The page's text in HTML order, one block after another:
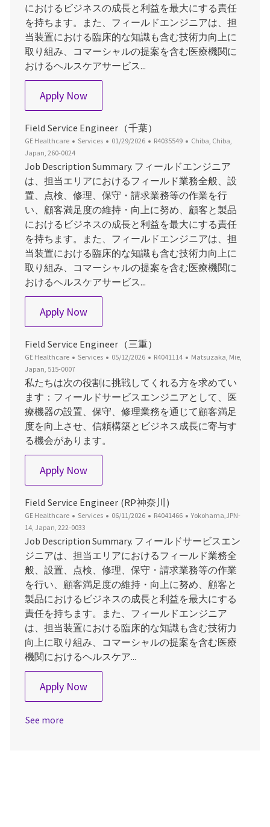
におけるビジネスの成長と利益を最大にする責任
を持ちます。また、フィールドエンジニアは、担
当装置における臨床的な知識も含む技術力向上に
取り組み、コマーシャルの提案を含む医療機関に
おけるヘルスケアサービス...
Apply NowField Service Engineer（千葉）
Field Service Engineer（千葉）
GE Healthcare Category
Services Posted Date
01/29/2026 Job Id
R4035549 Location
Chiba, Chiba,
Japan, 260-0024
Job Description Summary. フィールドエンジニア
は、担当エリアにおけるフィールド業務全般、設
置、点検、修理、保守・請求業務等の作業を行
い、顧客満足度の維持・向上に努め、顧客と製品
におけるビジネスの成長と利益を最大にする責任
を持ちます。また、フィールドエンジニアは、担
当装置における臨床的な知識も含む技術力向上に
取り組み、コマーシャルの提案を含む医療機関に
おけるヘルスケアサービス...
Apply NowField Service Engineer（千葉）
Field Service Engineer（三重）
GE Healthcare Category
Services Posted Date
05/12/2026 Job Id
R4041114 Location
Matsuzaka, Mie,
Japan, 515-0007
私たちは次の役割に挑戦してくれる方を求めてい
ます：フィールドサービスエンジニアとして、医
療機器の設置、保守、修理業務を通じて顧客満足
度を向上させ、信頼構築とビジネス成長に寄与す
る機会があります。
Apply NowField Service Engineer（三重）
Field Service Engineer (RP神奈川)
GE Healthcare Category
Services Posted Date
06/11/2026 Job Id
R4041466 Location
Yokohama,JPN-
14, Japan, 222-0033
Job Description Summary. フィールドサービスエン
ジニアは、担当エリアにおけるフィールド業務全
般、設置、点検、修理、保守・請求業務等の作業
を行い、顧客満足度の維持・向上に努め、顧客と
製品におけるビジネスの成長と利益を最大にする
責任を持ちます。また、フィールドエンジニア
は、担当装置における臨床的な知識も含む技術力
向上に取り組み、コマーシャルの提案を含む医療
機関におけるヘルスケア...
Apply NowField Service Engineer (RP神奈川)
See more